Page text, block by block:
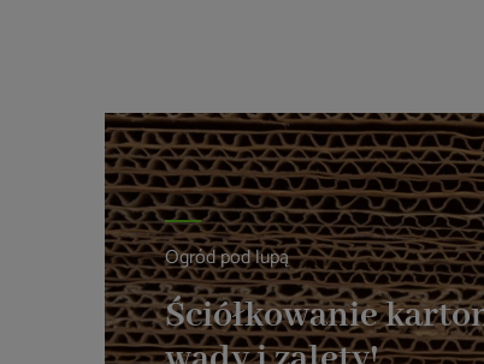
Ogród pod lupą
Ściółkowanie